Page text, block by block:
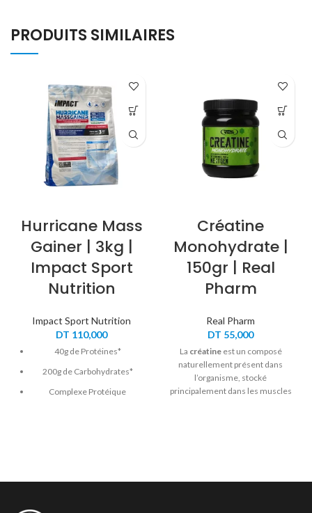
PRODUITS SIMILAIRES
Hurricane Mass
Gainer | 3kg |
Impact Sport
Nutrition
Impact Sport Nutrition
DT 110,000
40g de Protéines*
200g de Carbohydrates*
Complexe Protéique
Créatine
Monohydrate |
150gr | Real
Pharm
Real Pharm
DT 55,000
La créatineest un composé
naturellement présent dans
l’organisme, stocké
principalement dans les muscles